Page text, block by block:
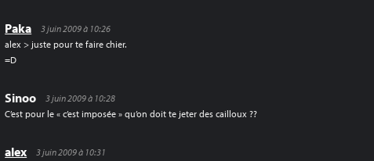
Paka
3 juin 2009 à 10:26
alex > juste pour te faire chier.
=D
Sinoo
3 juin 2009 à 10:28
C’est pour le « c’est imposée » qu’on doit te jeter des cailloux ??
alex
3 juin 2009 à 10:31